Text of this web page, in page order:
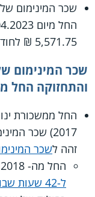
שכר המינימום של
5,571.75 ₪ לחודש עבודה מלא ו- 30.61 ₪ לשעה.
שכר המינימום
והתחזוקה החל מ-01.01.2017 ועד מרץ
2017) שכר
זהה לשכר
החל מה- 01.04.2018, ובעקבות
ל-42 שעות שבועיות